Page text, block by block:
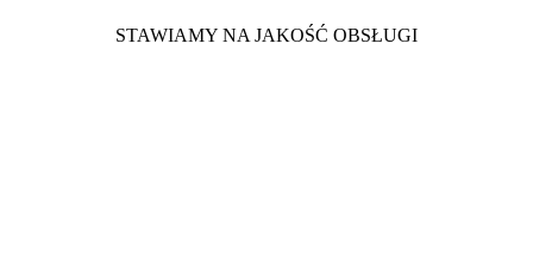
STAWIAMY NA JAKOŚĆ OBSŁUGI